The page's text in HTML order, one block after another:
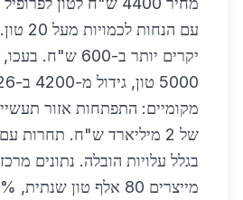
עם
יקרים יותר ב-600
מקומיים: התפתחות אזור
של 2 מיליארד ש"ח. תחרות
בגלל עלויות הובלה. נתונים
מייצרים 80 אלף טון שנתית, 70% פרופילים.